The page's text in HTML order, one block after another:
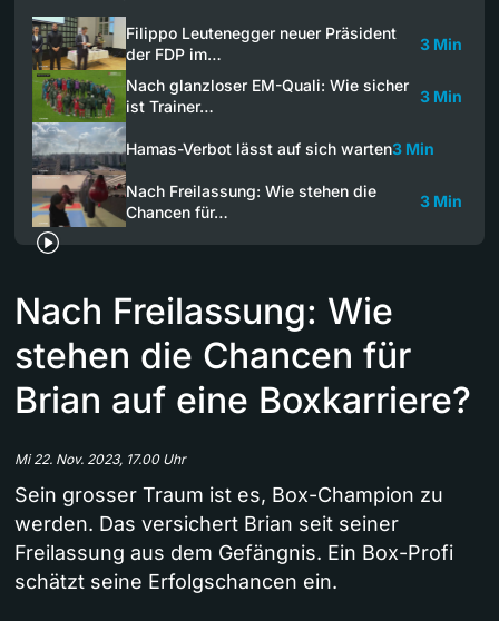
Filippo Leutenegger neuer Präsident
der FDP im…
3 Min
Nach glanzloser EM-Quali: Wie sicher
ist Trainer…
3 Min
Hamas-Verbot lässt auf sich warten3 Min
Nach Freilassung: Wie stehen die
Chancen für…
3 Min
Nach Freilassung: Wie
stehen die Chancen für
Brian auf eine Boxkarriere?
Mi 22. Nov. 2023, 17.00 Uhr
Sein grosser Traum ist es, Box-Champion zu
werden. Das versichert Brian seit seiner
Freilassung aus dem Gefängnis. Ein Box-Profi
schätzt seine Erfolgschancen ein.